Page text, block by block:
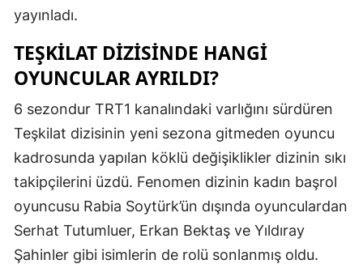
Muğla
Muş
Nevşehir
yayınladı.
TEŞKILAT DIZISINDE HANGI
OYUNCULAR AYRILDI?
6 sezondur TRT1 kanalındaki varlığını sürdüren
Teşkilat dizisinin yeni sezona gitmeden oyuncu
kadrosunda yapılan köklü değişiklikler dizinin sıkı
takipçilerini üzdü. Fenomen dizinin kadın başrol
oyuncusu Rabia Soytürk’ün dışında oyunculardan
Serhat Tutumluer, Erkan Bektaş ve Yıldıray
Şahinler gibi isimlerin de rolü sonlanmış oldu.